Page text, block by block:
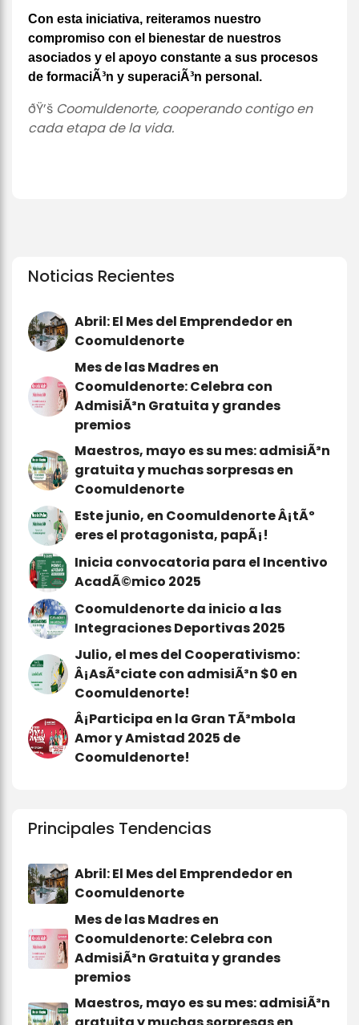
Con esta iniciativa, reiteramos nuestro
compromiso con el bienestar de nuestros
asociados y el apoyo constante a sus procesos
de formaciÃ³n y superaciÃ³n personal.
ðŸ’š Coomuldenorte, cooperando contigo en
cada etapa de la vida.
Noticias Recientes
Abril: El Mes del Emprendedor en
Coomuldenorte
Mes de las Madres en
Coomuldenorte: Celebra con
AdmisiÃ³n Gratuita y grandes
premios
Maestros, mayo es su mes: admisiÃ³n
gratuita y muchas sorpresas en
Coomuldenorte
Este junio, en Coomuldenorte Â¡tÃº
eres el protagonista, papÃ¡!
Inicia convocatoria para el Incentivo
AcadÃ©mico 2025
Coomuldenorte da inicio a las
Integraciones Deportivas 2025
Julio, el mes del Cooperativismo:
Â¡AsÃ³ciate con admisiÃ³n $0 en
Coomuldenorte!
Â¡Participa en la Gran TÃ³mbola
Amor y Amistad 2025 de
Coomuldenorte!
Principales Tendencias
Abril: El Mes del Emprendedor en
Coomuldenorte
Mes de las Madres en
Coomuldenorte: Celebra con
AdmisiÃ³n Gratuita y grandes
premios
Maestros, mayo es su mes: admisiÃ³n